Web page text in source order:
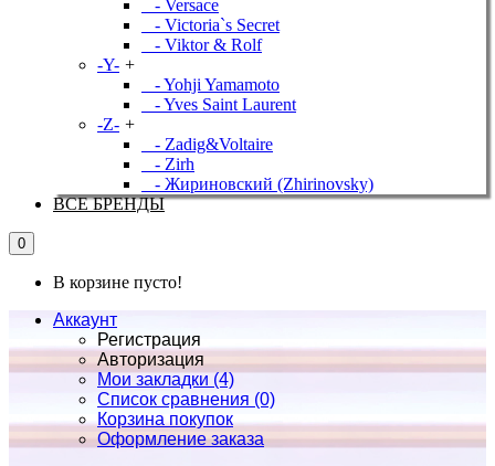
- Versace
- Victoria`s Secret
- Viktor & Rolf
-Y- +
- Yohji Yamamoto
- Yves Saint Laurent
-Z- +
- Zadig&Voltaire
- Zirh
- Жириновский (Zhirinovsky)
ВСЕ БРЕНДЫ
0
В корзине пусто!
Аккаунт
Регистрация
Авторизация
Мои закладки (4)
Список сравнения (0)
Корзина покупок
Оформление заказа